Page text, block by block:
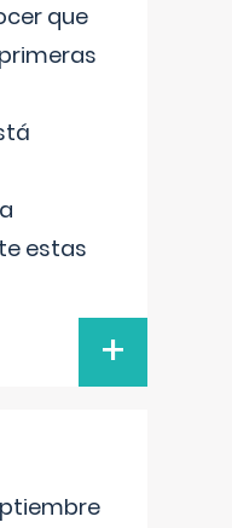
que
estas
+